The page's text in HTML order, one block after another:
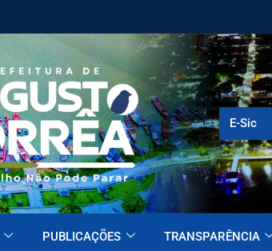
E-Sic
PUBLICAÇÕES TRANSPARÊNCIA